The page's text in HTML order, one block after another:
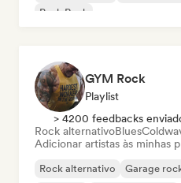
Punk Rock
GYM Rock
Playlist
> 4200 feedbacks
Rock alternativoBlues
Adicionar artistas às minhas
Rock alternativo Garage